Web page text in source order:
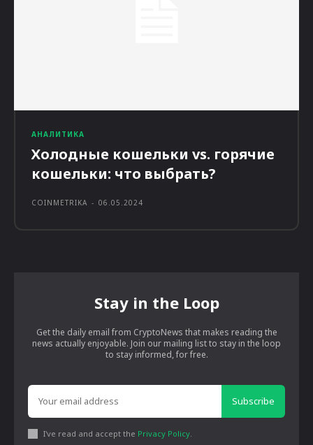
АНАЛИТИКА
Холодные кошельки vs. горячие
кошельки: что выбрать?
COINMETRIKA - 06.05.2024
Stay in the Loop
Get the daily email from CryptoNews that makes reading the
news actually enjoyable. Join our mailing list to stay in the loop
to stay informed, for free.
Subscribe
I've read and accept the Privacy Policy.